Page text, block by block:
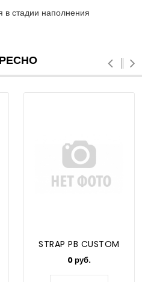
в стадии наполнения
STRAP PB CUSTOM
0 руб.